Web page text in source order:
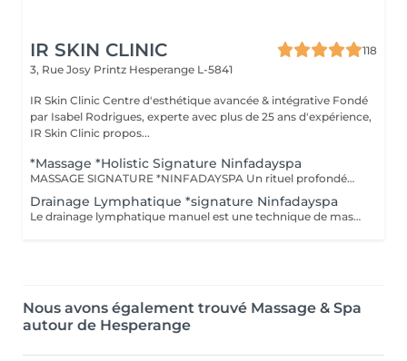
IR SKIN CLINIC
118
3, Rue Josy Printz Hesperange L-5841
IR Skin Clinic Centre d'esthétique avancée & intégrative Fondé
par Isabel Rodrigues, experte avec plus de 25 ans d'expérience,
IR Skin Clinic propos...
*Massage *Holistic Signature Ninfadayspa
MASSAGE SIGNATURE *NINFADAYSPA Un rituel profondément personnalisé alliant relaxation, rééquilibrage énergétique et lâcher-prise absolu. Chaque soin débute par un rituel de bienvenue évoluant au fil des saisons, accompagné d'un voyage olfactif sensoriel pensé pour harmoniser le corps et l'esprit. Le massage intègre également le versement coréen, réalisé tout au long du soin, pour favoriser une détente profonde et une reconnexion intérieure. Inspiré des philosophies Yin & Yang, de la respiration consciente et de la méditation, ce massage signature associe fluidité, assouplissement et gestuelles enveloppantes afin de rééquilibrer les énergies et procurer un véritable état de sérénité. Une expérience holistique exclusive signée NINFADAYSPA.
Drainage Lymphatique *signature Ninfadayspa
Le drainage lymphatique manuel est une technique de massage destinée à stimuler la circulation lymphatique et à détoxiquer l' organisme. *Tous ces massages avec signature NINFADAYSPA: sont un travail sur le flux énergétique, l'équilibre du corps et de l'esprit, Yin Yang, le zen et la méditation, respiration, assouplissement et relaxation absolue.
Nous avons également trouvé Massage & Spa
autour de Hesperange